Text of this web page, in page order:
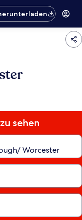
sehen